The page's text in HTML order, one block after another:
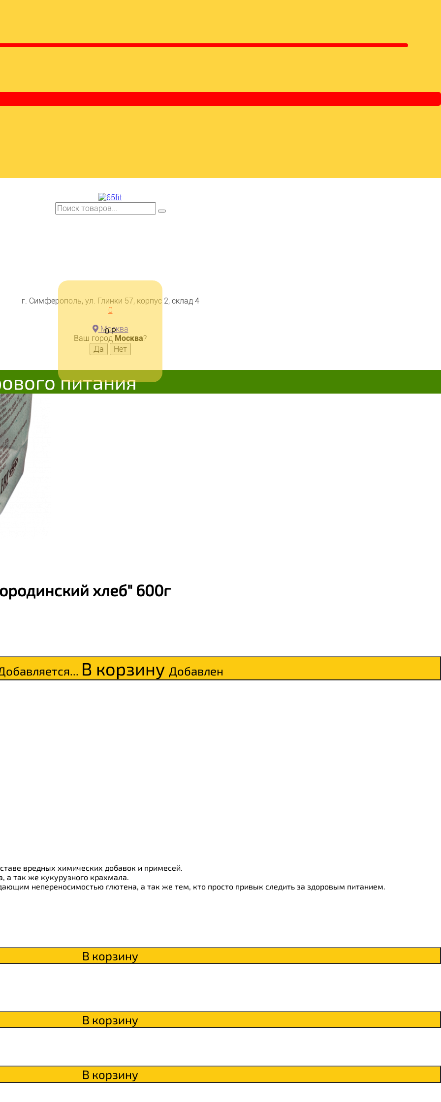
г. Симферополь, ул. Глинки 57, корпус 2, склад 4
0
0Р
Москва
Ваш город Москва?
питания
Chikapie
хлеб" 600г
В корзину Добавлен
вредных химических добавок и примесей.
а так же кукурузного крахмала.
непереносимостью глютена, а так же тем, кто просто привык следить за здоровым питанием.
В корзину
В корзину
В корзину